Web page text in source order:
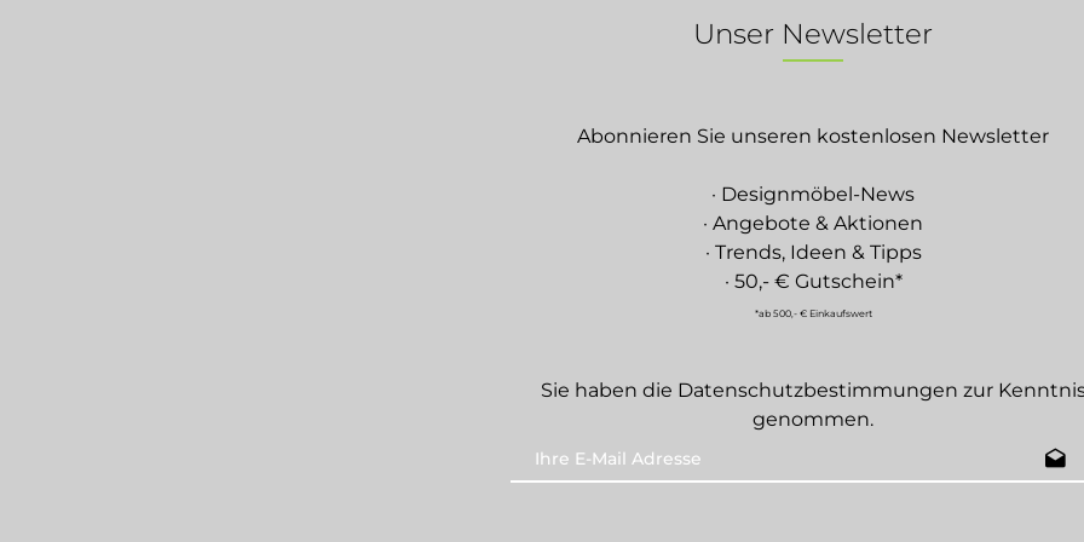
Unser Newsletter
Abonnieren Sie unseren kostenlosen Newsletter
· Designmöbel-News
· Angebote & Aktionen
· Trends, Ideen & Tipps
· 50,- € Gutschein*
*ab 500,- € Einkaufswert
Sie haben die Datenschutzbestimmungen zur
genommen.